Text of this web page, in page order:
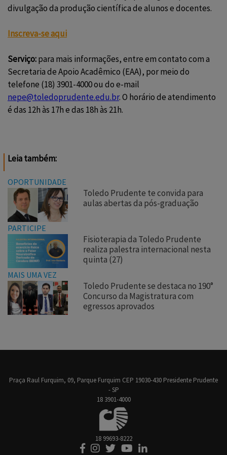
divulgação da produção científica de alunos e docentes.
Inscreva-se aqui
Serviço:para mais informações, entre em contato com a
Secretaria de Apoio Acadêmico (EAA), por meio do
telefone (18) 3901-4000 ou do e-mail
nepe@toledoprudente.edu.br. O horário de atendimento
é das 12h às 17h e das 18h às 21h.
Leia também:
OPORTUNIDADE
Toledo Prudente te convida para
aulas abertas da pós-graduação
PARTICIPE
Fisioterapia da Toledo Prudente
realiza palestra internacional nesta
quinta (27)
MAIS UMA VEZ
Toledo Prudente se destaca no 190°
Concurso da Magistratura com
egressos aprovados
Praça Raul Furquim, 09, Parque Furquim CEP 19030-430 Presidente Prudente
- SP
18 3901-4000
18 99693-8222